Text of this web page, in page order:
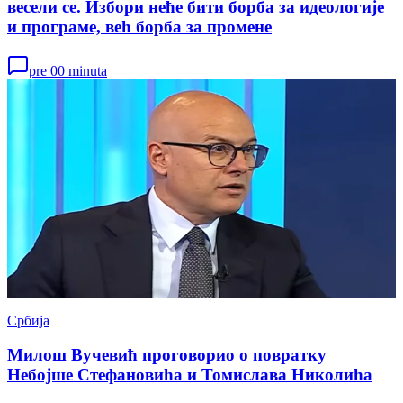
весели се. Избори неће бити борба за идеологије
и програме, већ борба за промене
pre 00 minuta
Србија
Милош Вучевић проговорио о повратку
Небојше Стефановића и Томислава Николића